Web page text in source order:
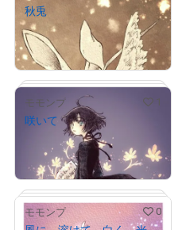
# 1/2
秋兎
¥5,000
売出し（初回販売）
モモンプ 1
咲いて
5,000
売出し（初回販売）
モモンプ 0